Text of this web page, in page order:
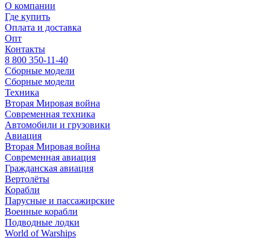
О компании
Где купить
Оплата и доставка
Опт
Контакты
8 800 350-11-40
Сборные модели
Сборные модели
Техника
Вторая Мировая война
Современная техника
Автомобили и грузовики
Авиация
Вторая Мировая война
Современная авиация
Гражданская авиация
Вертолёты
Корабли
Парусные и пассажирские
Военные корабли
Подводные лодки
World of Warships